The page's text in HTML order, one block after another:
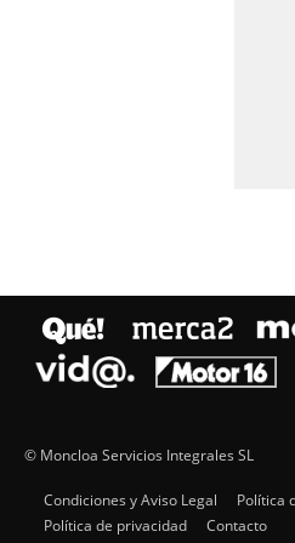
© Moncloa Servicios Integrales SL
Condiciones y Aviso Legal
Política
Política de privacidad
Contacto